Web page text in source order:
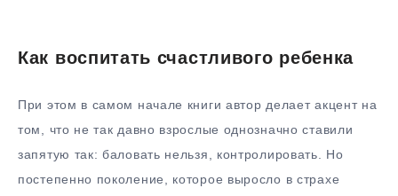
Как воспитать счастливого ребенка
При этом в самом начале книги автор делает акцент на
том, что не так давно взрослые однозначно ставили
запятую так: баловать нельзя, контролировать. Но
постепенно поколение, которое выросло в страхе